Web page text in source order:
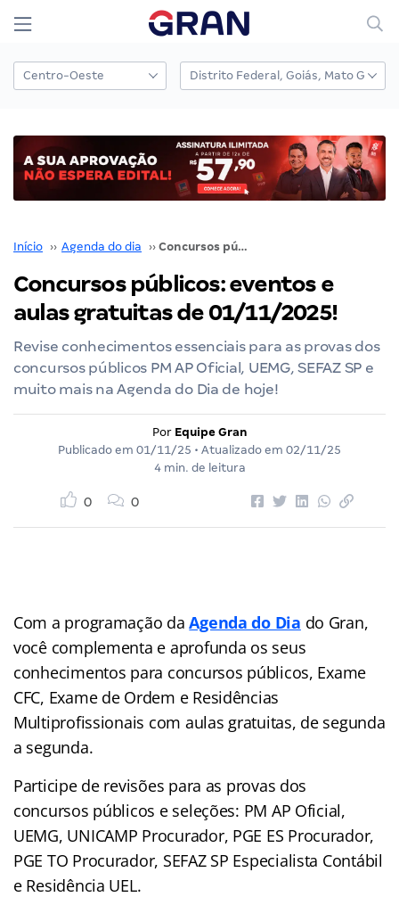
Início ›› Agenda do dia ›› Concursos públicos: eventos e aulas gratuitas de 01/11/2025!
Concursos públicos: eventos e
aulas gratuitas de 01/11/2025!
Revise conhecimentos essenciais para as provas dos
concursos públicos PM AP Oficial, UEMG, SEFAZ SP e
muito mais na Agenda do Dia de hoje!
Por Equipe Gran
Publicado em 01/11/25 • Atualizado em 02/11/25
4 min. de leitura
0 0
Com a programação daAgenda do Dia do Gran,
você complementa e aprofunda os seus
conhecimentos para concursos públicos, Exame
CFC, Exame de Ordem e Residências
Multiprofissionais com aulas gratuitas, de segunda
a segunda.
Participe de revisões para as provas dos
concursos públicos e seleções: PM AP Oficial,
UEMG, UNICAMP Procurador, PGE ES Procurador,
PGE TO Procurador, SEFAZ SP Especialista Contábil
e Residência UEL.